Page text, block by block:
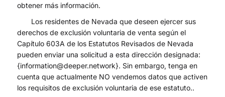
obtener más información.
Los residentes de Nevada que deseen ejercer sus
derechos de exclusión voluntaria de venta según el
Capítulo 603A de los Estatutos Revisados de Nevada
pueden enviar una solicitud a esta dirección designada:
{information@deeper.network}. Sin embargo, tenga en
cuenta que actualmente NO vendemos datos que activen
los requisitos de exclusión voluntaria de ese estatuto..